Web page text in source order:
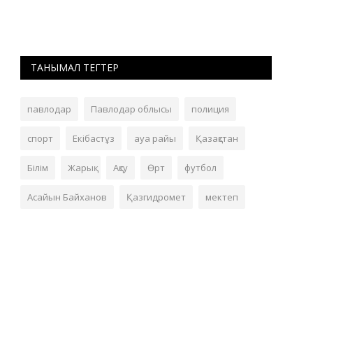
ТАНЫМАЛ ТЕГТЕР
павлодар Павлодар облысы полиция
спорт Екібастұз ауа райы Қазақстан
Білім Жарық Ақсу Өрт футбол
Асайын Байханов Қазгидромет мектеп